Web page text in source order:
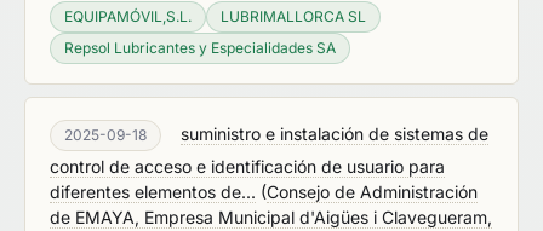
EQUIPAMÓVIL,S.L.
LUBRIMALLORCA SL
Repsol Lubricantes y Especialidades SA
2025-09-18
suministro e instalación de sistemas de
control de acceso e identificación de usuario para
diferentes elementos de... (Consejo de Administración
de EMAYA, Empresa Municipal d'Aigües i Clavegueram,